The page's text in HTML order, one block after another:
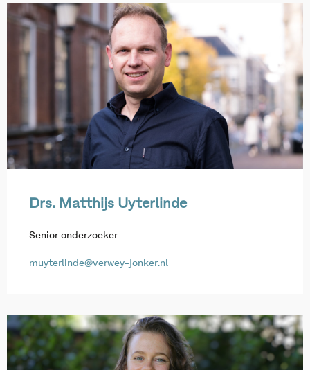
Drs. Matthijs Uyterlinde
Senior onderzoeker
muyterlinde@verwey-jonker.nl